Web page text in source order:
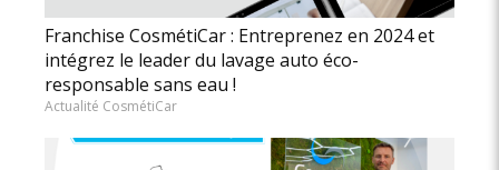
Franchise CosmétiCar : Entreprenez en 2024 et
intégrez le leader du lavage auto éco-
responsable sans eau !
Actualité CosmétiCar